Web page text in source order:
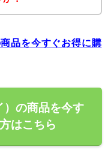
品を今すぐお得に購
の商品を今す
はこちら